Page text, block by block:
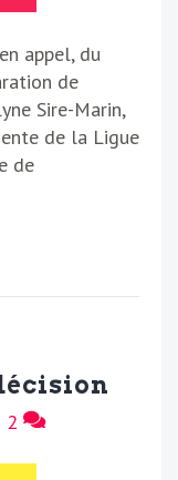
appel, du
de
Sire-Marin,
de la Ligue
de
2